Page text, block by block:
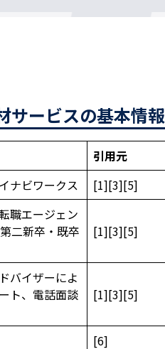
サービスの基本情報
引用元
ナビワークス [1][3][5]
職エージェン
二新卒・既卒
[1][3][5]
バイザーによ
ト、電話面談
[1][3][5]
[6]